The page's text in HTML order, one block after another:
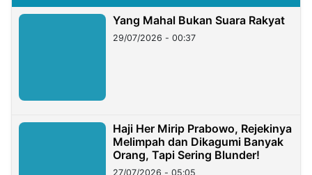
Yang Mahal Bukan Suara Rakyat
29/07/2026 - 00:37
Haji Her Mirip Prabowo, Rejekinya
Melimpah dan Dikagumi Banyak
Orang, Tapi Sering Blunder!
27/07/2026 - 05:05